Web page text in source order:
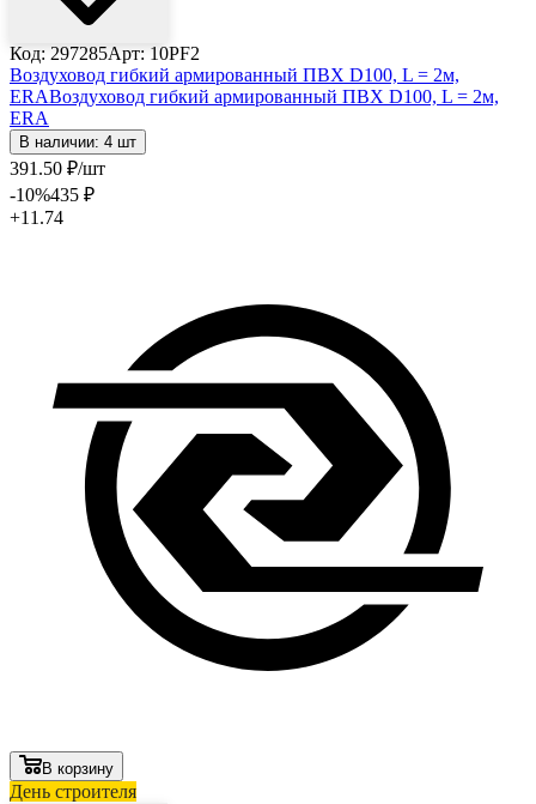
Код: 297285Арт: 10PF2
Воздуховод гибкий армированный ПВХ D100, L = 2м,
ERAВоздуховод гибкий армированный ПВХ D100, L = 2м,
ERA
В наличии: 4 шт
391 .50 ₽/шт
-10%435 ₽
+11.74
В корзину
День строителя